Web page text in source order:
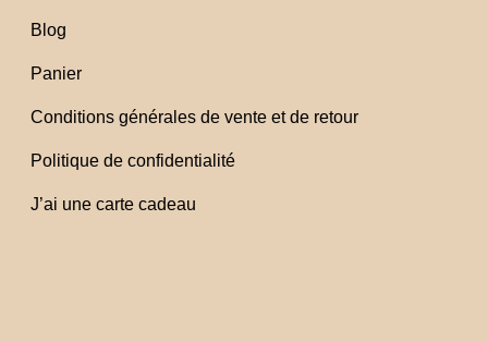
Blog
Panier
Conditions générales de vente et de retour
Politique de confidentialité
J’ai une carte cadeau